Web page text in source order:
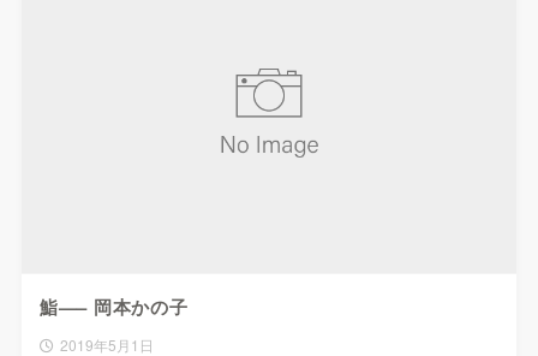
鮨—– 岡本かの子
2019年5月1日